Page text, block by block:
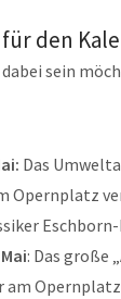
den
sein
Das
Opernplatz
: Das große
am